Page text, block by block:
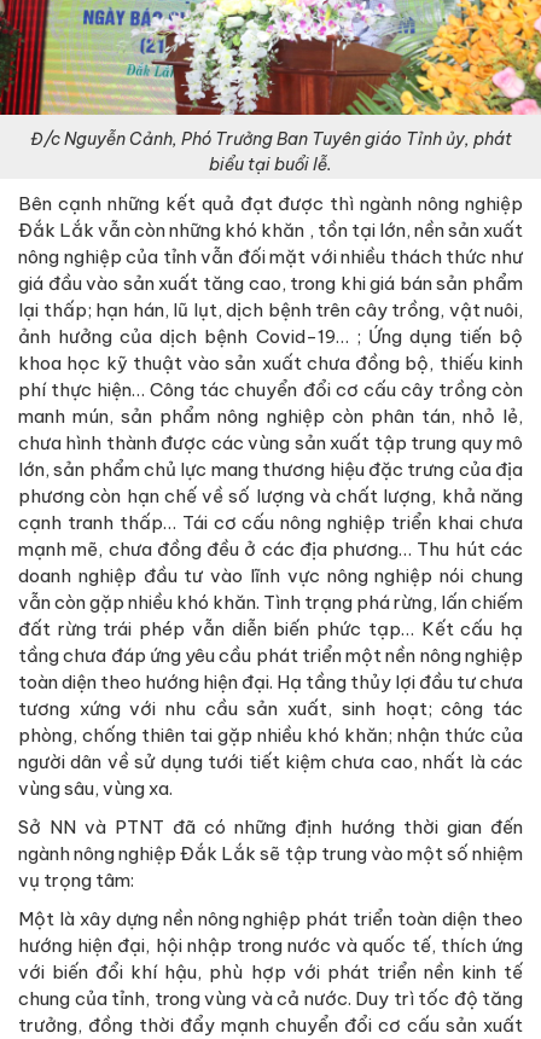
Đ/c Nguyễn Cảnh, Phó Trưởng Ban Tuyên giáo Tỉnh ủy, phát
biểu tại buổi lễ.
Bên cạnh những kết quả đạt được thì ngành nông nghiệp
Đắk Lắk vẫn còn những khó khăn , tồn tại lớn, nền sản xuất
nông nghiệp của tỉnh vẫn đối mặt với nhiều thách thức như
giá đầu vào sản xuất tăng cao, trong khi giá bán sản phẩm
lại thấp; hạn hán, lũ lụt, dịch bệnh trên cây trồng, vật nuôi,
ảnh hưởng của dịch bệnh Covid-19… ; Ứng dụng tiến bộ
khoa học kỹ thuật vào sản xuất chưa đồng bộ, thiếu kinh
phí thực hiện… Công tác chuyển đổi cơ cấu cây trồng còn
manh mún, sản phẩm nông nghiệp còn phân tán, nhỏ lẻ,
chưa hình thành được các vùng sản xuất tập trung quy mô
lớn, sản phẩm chủ lực mang thương hiệu đặc trưng của địa
phương còn hạn chế về số lượng và chất lượng, khả năng
cạnh tranh thấp… Tái cơ cấu nông nghiệp triển khai chưa
mạnh mẽ, chưa đồng đều ở các địa phương… Thu hút các
doanh nghiệp đầu tư vào lĩnh vực nông nghiệp nói chung
vẫn còn gặp nhiều khó khăn. Tình trạng phá rừng, lấn chiếm
đất rừng trái phép vẫn diễn biến phức tạp… Kết cấu hạ
tầng chưa đáp ứng yêu cầu phát triển một nền nông nghiệp
toàn diện theo hướng hiện đại. Hạ tầng thủy lợi đầu tư chưa
tương xứng với nhu cầu sản xuất, sinh hoạt; công tác
phòng, chống thiên tai gặp nhiều khó khăn; nhận thức của
người dân về sử dụng tưới tiết kiệm chưa cao, nhất là các
vùng sâu, vùng xa.
Sở NN và PTNT đã có những định hướng thời gian đến
ngành nông nghiệp Đắk Lắk sẽ tập trung vào một số nhiệm
vụ trọng tâm:
Một là xây dựng nền nông nghiệp phát triển toàn diện theo
hướng hiện đại, hội nhập trong nước và quốc tế, thích ứng
với biến đổi khí hậu, phù hợp với phát triển nền kinh tế
chung của tỉnh, trong vùng và cả nước. Duy trì tốc độ tăng
trưởng, đồng thời đẩy mạnh chuyển đổi cơ cấu sản xuất